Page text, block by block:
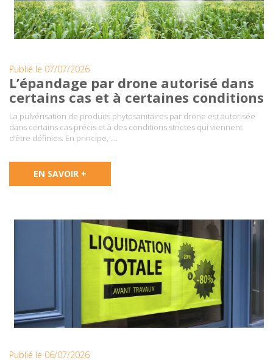
Publié le 07/07/2026
L’épandage par drone autorisé dans
certains cas et à certaines conditions
La pulvérisation de produits phytosanitaires par drone est autorisée
dans certains cas précis et à des conditions strictes qui viennent
d’être définies. En principe, ….
EN SAVOIR +
Publié le 06/07/2026